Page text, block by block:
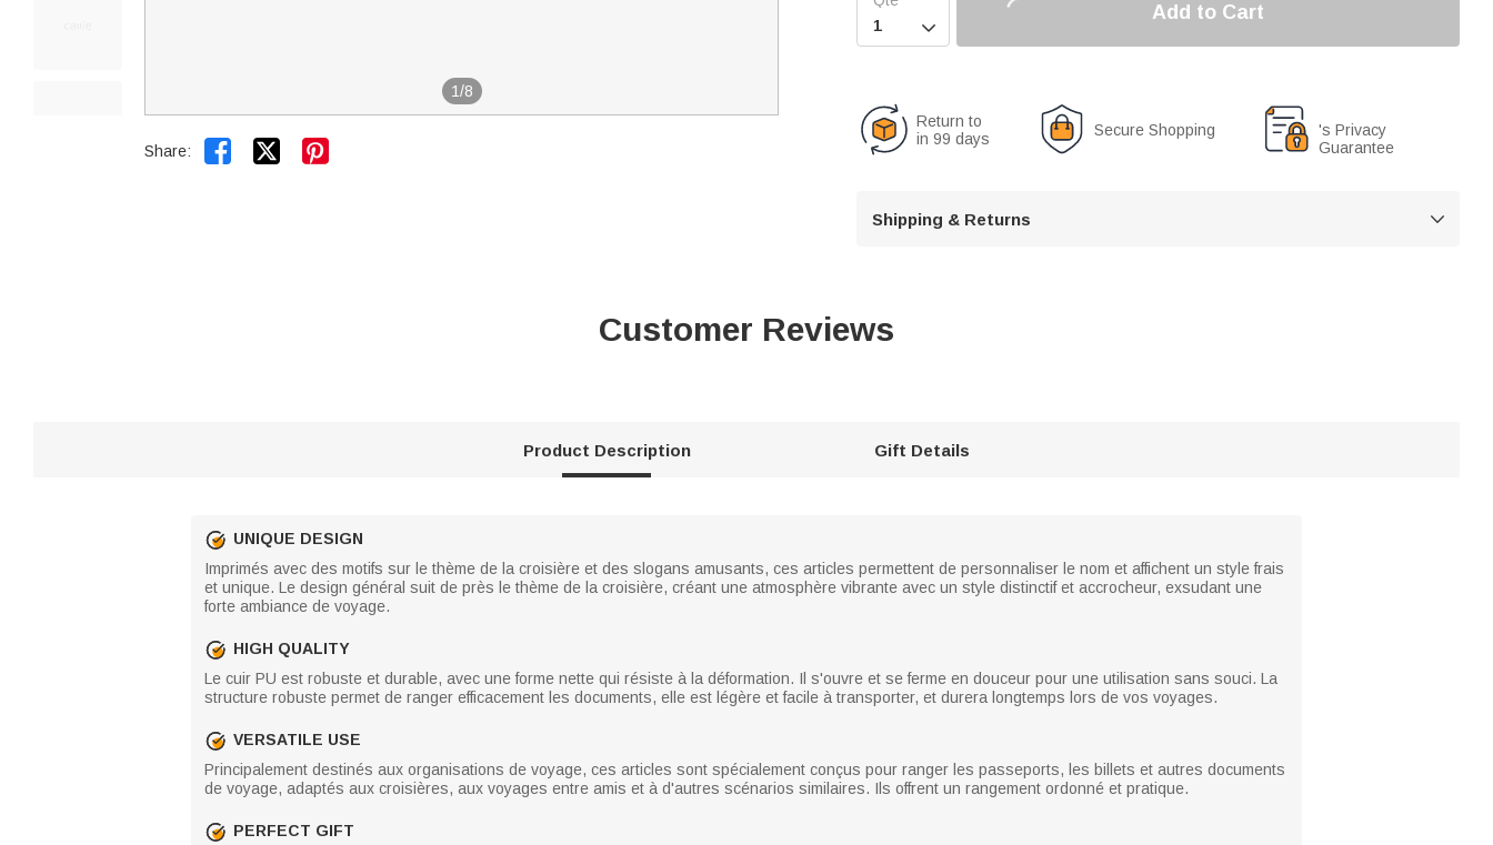
1/8
Share:  

Add to Cart
Return to
in 99 days
Secure Shopping
's Privacy
Guarantee
Shipping & Returns 
Customer Reviews
Product Description Gift Details
UNIQUE DESIGN
Imprimés avec des motifs sur le thème de la croisière et des slogans amusants, ces articles permettent de personnaliser le nom et affichent un style frais
et unique. Le design général suit de près le thème de la croisière, créant une atmosphère vibrante avec un style distinctif et accrocheur, exsudant une
forte ambiance de voyage.
HIGH QUALITY
Le cuir PU est robuste et durable, avec une forme nette qui résiste à la déformation. Il s'ouvre et se ferme en douceur pour une utilisation sans souci. La
structure robuste permet de ranger efficacement les documents, elle est légère et facile à transporter, et durera longtemps lors de vos voyages.
VERSATILE USE
Principalement destinés aux organisations de voyage, ces articles sont spécialement conçus pour ranger les passeports, les billets et autres documents
de voyage, adaptés aux croisières, aux voyages entre amis et à d'autres scénarios similaires. Ils offrent un rangement ordonné et pratique.
PERFECT GIFT